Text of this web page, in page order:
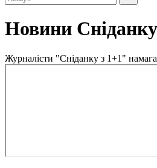
Новини
Журналісти "Сніданку з 1+1"